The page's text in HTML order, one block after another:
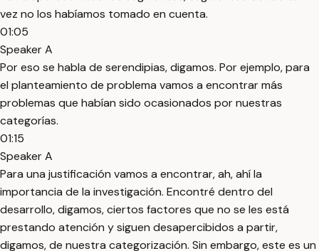
vez no los habíamos tomado en cuenta.
01:05
Speaker A
Por eso se habla de serendipias, digamos. Por ejemplo, para
el planteamiento de problema vamos a encontrar más
problemas que habían sido ocasionados por nuestras
categorías.
01:15
Speaker A
Para una justificación vamos a encontrar, ah, ahí la
importancia de la investigación. Encontré dentro del
desarrollo, digamos, ciertos factores que no se les está
prestando atención y siguen desapercibidos a partir,
digamos, de nuestra categorización. Sin embargo, este es un